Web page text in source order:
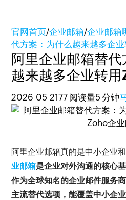
官网首页/企业邮箱/企业邮箱
代方案：为什么越来越多企
阿里企业邮箱替
越来越多企业转
2026-05-2177 阅读量5 分钟
阿里企业邮箱真的是中小企业
业邮箱是企业对外沟通的核心
作为全球知名的企业邮件服务
主流替代选项，能覆盖中小企